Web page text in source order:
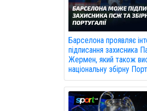
Барселона проявляє
підписання захисника
Жермен, який також
національну збірну